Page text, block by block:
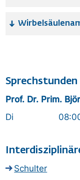
Sprechstunden
Prof. Dr. Prim.
Di 08:00 –
Schulter